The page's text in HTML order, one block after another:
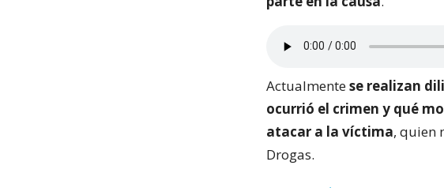
Actualmentese realizan
ocurrió el crimen y qué
atacar a la víctima, quien
Drogas.